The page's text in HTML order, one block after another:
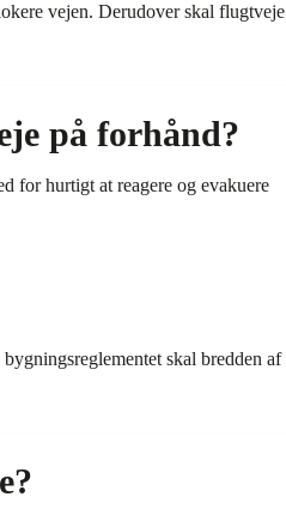
vejen. Derudover skal flugtveje
på forhånd?
for hurtigt at reagere og evakuere
skal bredden af